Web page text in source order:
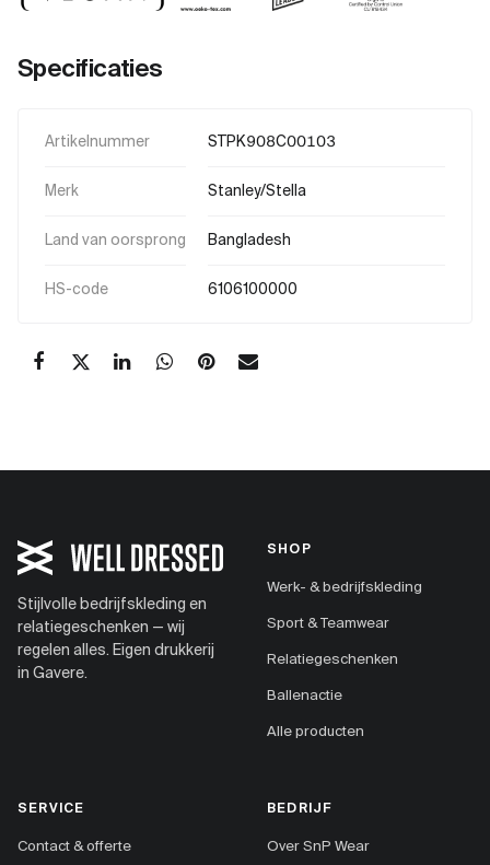
Specificaties
Artikelnummer STPK908C00103
Merk Stanley/Stella
Land van oorsprong Bangladesh
HS-code 6106100000
Stijlvolle bedrijfskleding en
relatiegeschenken — wij
regelen alles. Eigen drukkerij
in Gavere.
SHOP
Werk- & bedrijfskleding
Sport & Teamwear
Relatiegeschenken
Ballenactie
Alle producten
SERVICE
Contact & offerte
BEDRIJF
Over SnP Wear